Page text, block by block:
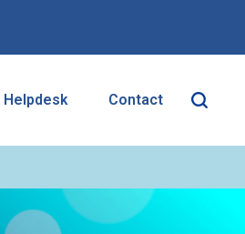
Helpdesk Contact